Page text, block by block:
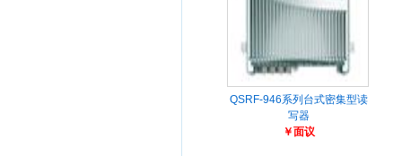
QSRF-946系列台式密集型读
写器
￥面议